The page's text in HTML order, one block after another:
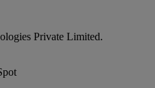
Private Limited.